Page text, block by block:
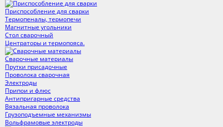
Приспособление для сварки
Термопеналы, термопечи
Магнитные угольники
Стол сварочный
Центраторы и термопояса.
Сварочные материалы
Прутки присадочные
Проволока сварочная
Электроды
Припои и флюс
Антипригарные средства
Вязальная проволока
Грузоподъемные механизмы
Вольфрамовые электроды